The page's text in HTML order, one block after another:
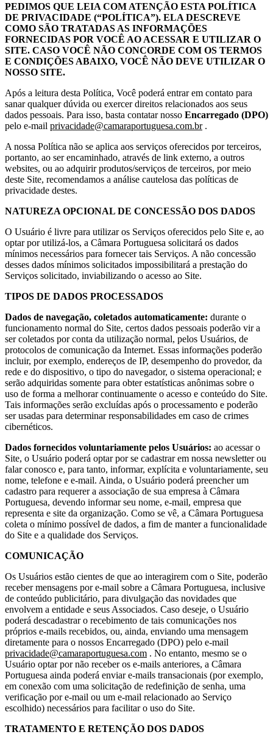
PEDIMOS QUE LEIA COM ATENÇÃO ESTA POLÍTICA
DE PRIVACIDADE (“POLÍTICA”). ELA DESCREVE
COMO SÃO TRATADAS AS INFORMAÇÕES
FORNECIDAS POR VOCÊ AO ACESSAR E UTILIZAR O
SITE. CASO VOCÊ NÃO CONCORDE COM OS TERMOS
E CONDIÇÕES ABAIXO, VOCÊ NÃO DEVE UTILIZAR O
NOSSO SITE.
Após a leitura desta Política, Você poderá entrar em contato para
sanar qualquer dúvida ou exercer direitos relacionados aos seus
dados pessoais. Para isso, basta contatar nosso Encarregado (DPO)
pelo e-mail privacidade@camaraportuguesa.com.br.
A nossa Política não se aplica aos serviços oferecidos por terceiros,
portanto, ao ser encaminhado, através de link externo, a outros
websites, ou ao adquirir produtos/serviços de terceiros, por meio
deste Site, recomendamos a análise cautelosa das políticas de
privacidade destes.
NATUREZA OPCIONAL DE CONCESSÃO DOS DADOS
O Usuário é livre para utilizar os Serviços oferecidos pelo Site e, ao
optar por utilizá-los, a Câmara Portuguesa solicitará os dados
mínimos necessários para fornecer tais Serviços. A não concessão
desses dados mínimos solicitados impossibilitará a prestação do
Serviços solicitado, inviabilizando o acesso ao Site.
TIPOS DE DADOS PROCESSADOS
Dados de navegação, coletados automaticamente: durante o
funcionamento normal do Site, certos dados pessoais poderão vir a
ser coletados por conta da utilização normal, pelos Usuários, de
protocolos de comunicação da Internet. Essas informações poderão
incluir, por exemplo, endereços de IP, desempenho do provedor, da
rede e do dispositivo, o tipo do navegador, o sistema operacional; e
serão adquiridas somente para obter estatísticas anônimas sobre o
uso de forma a melhorar continuamente o acesso e conteúdo do Site.
Tais informações serão excluídas após o processamento e poderão
ser usadas para determinar responsabilidades em caso de crimes
cibernéticos.
Dados fornecidos voluntariamente pelos Usuários: ao acessar o
Site, o Usuário poderá optar por se cadastrar em nossa newsletter ou
falar conosco e, para tanto, informar, explícita e voluntariamente, seu
nome, telefone e e-mail. Ainda, o Usuário poderá preencher um
cadastro para requerer a associação de sua empresa à Câmara
Portuguesa, devendo informar seu nome, e-mail, empresa que
representa e site da organização. Como se vê, a Câmara Portuguesa
coleta o mínimo possível de dados, a fim de manter a funcionalidade
do Site e a qualidade dos Serviços.
COMUNICAÇÃO
Os Usuários estão cientes de que ao interagirem com o Site, poderão
receber mensagens por e-mail sobre a Câmara Portuguesa, inclusive
de conteúdo publicitário, para divulgação das novidades que
envolvem a entidade e seus Associados. Caso deseje, o Usuário
poderá descadastrar o recebimento de tais comunicações nos
próprios e-mails recebidos, ou, ainda, enviando uma mensagem
diretamente para o nossos Encarregado (DPO) pelo e-mail
privacidade@camaraportuguesa.com . No entanto, mesmo se o
Usuário optar por não receber os e-mails anteriores, a Câmara
Portuguesa ainda poderá enviar e-mails transacionais (por exemplo,
em conexão com uma solicitação de redefinição de senha, uma
verificação por e-mail ou um e-mail relacionado ao Serviço
escolhido) necessários para facilitar o uso do Site.
TRATAMENTO E RETENÇÃO DOS DADOS